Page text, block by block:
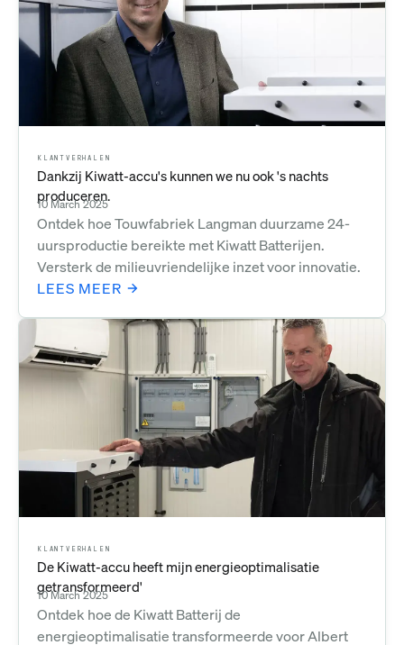
KLANTVERHALEN
Dankzij Kiwatt-accu's kunnen we nu ook 's nachts
produceren.
10 March 2025
Ontdek hoe Touwfabriek Langman duurzame 24-
uursproductie bereikte met Kiwatt Batterijen.
Versterk de milieuvriendelijke inzet voor innovatie.
LEES MEER
KLANTVERHALEN
De Kiwatt-accu heeft mijn energieoptimalisatie
getransformeerd'
10 March 2025
Ontdek hoe de Kiwatt Batterij de
energieoptimalisatie transformeerde voor Albert